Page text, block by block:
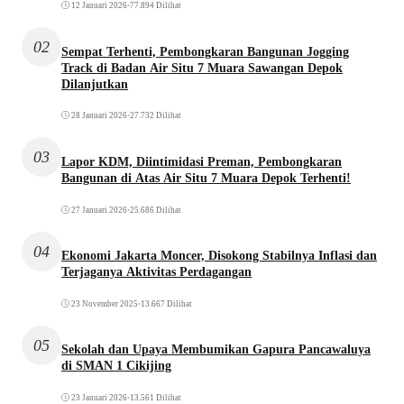
12 Januari 2026•77.894 Dilihat
02
Sempat Terhenti, Pembongkaran Bangunan Jogging
Track di Badan Air Situ 7 Muara Sawangan Depok
Dilanjutkan
28 Januari 2026•27.732 Dilihat
03
Lapor KDM, Diintimidasi Preman, Pembongkaran
Bangunan di Atas Air Situ 7 Muara Depok Terhenti!
27 Januari 2026•25.686 Dilihat
04
Ekonomi Jakarta Moncer, Disokong Stabilnya Inflasi dan
Terjaganya Aktivitas Perdagangan
23 November 2025 •13.667 Dilihat
05
Sekolah dan Upaya Membumikan Gapura Pancawaluya
di SMAN 1 Cikijing
23 Januari 2026•13.561 Dilihat